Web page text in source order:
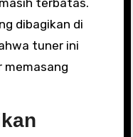
terbatas.
dibagikan di
tuner ini
memasang